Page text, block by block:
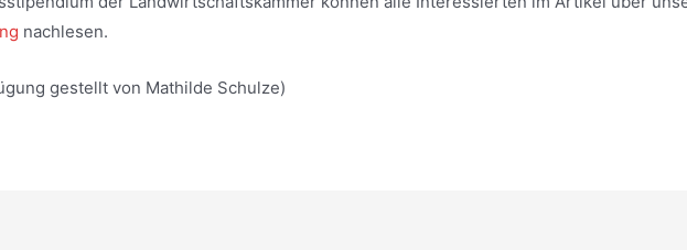
nachlesen.
gestellt von Mathilde Schulze)